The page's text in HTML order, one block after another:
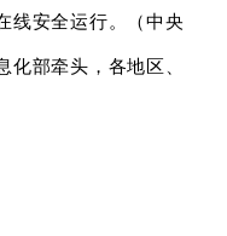
线安全运行。（中央
部牵头，各地区、